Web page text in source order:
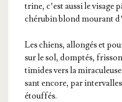
trine, c’est aus­si le visage
ché­ru­bin blond mou­rant
Les chiens, allon­gés et
sur le sol, domp­tés,
timides vers la
sant encore, par
étouffés.